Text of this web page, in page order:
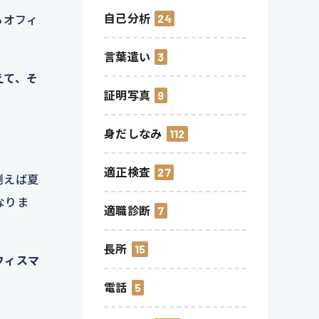
フィ
、そ
えば夏
りま
ィスマ
自己分析 24
言葉遣い 3
証明写真 9
身だしなみ 112
適正検査 27
適職診断 7
長所 15
電話 5